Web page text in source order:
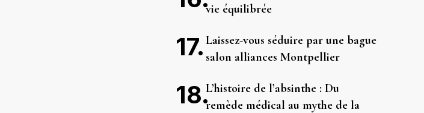
vie équilibrée
Laissez-vous séduire par une bague
salon alliances Montpellier
L’histoire de l’absinthe : Du
remède médical au mythe de la